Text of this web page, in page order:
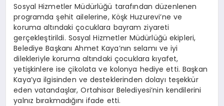
Sosyal Hizmetler Müdürlüğü tarafından düzenlenen
programda şehit ailelerine, Köşk Huzurevi’ne ve
koruma altındaki çocuklara bayram ziyareti
gerçekleştirildi. Sosyal Hizmetler Müdürlüğü ekipleri,
Belediye Başkanı Ahmet Kaya’nın selamı ve iyi
dilekleriyle koruma altındaki çocuklara kıyafet,
yetişkinlere ise çikolata ve kolonya hediye etti. Başkan
Kaya’ya ilgisinden ve desteklerinden dolayı teşekkür
eden vatandaşlar, Ortahisar Belediyesi’nin kendilerini
yalnız bırakmadığını ifade etti.